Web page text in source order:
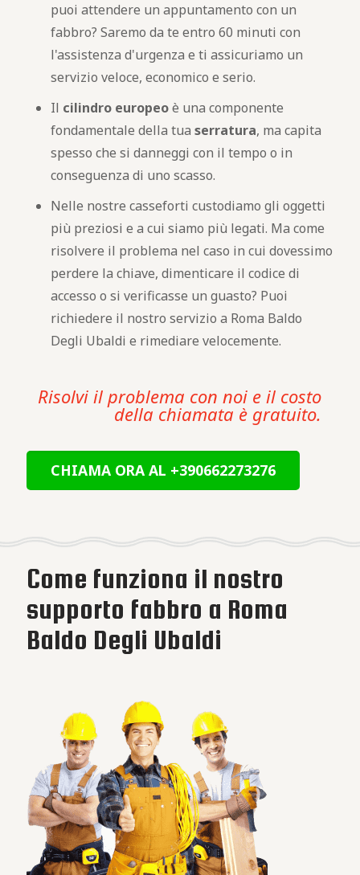
puoi attendere un appuntamento con un
fabbro? Saremo da te entro 60 minuti con
l'assistenza d'urgenza e ti assicuriamo un
servizio veloce, economico e serio.
Il cilindro europeoè una componente
fondamentale della tua serratura, ma capita
spesso che si danneggi con il tempo o in
conseguenza di uno scasso.
Nelle nostre casseforti custodiamo gli oggetti
più preziosi e a cui siamo più legati. Ma come
risolvere il problema nel caso in cui dovessimo
perdere la chiave, dimenticare il codice di
accesso o si verificasse un guasto? Puoi
richiedere il nostro servizio a Roma Baldo
Degli Ubaldi e rimediare velocemente.
Risolvi il problema con noi e il costo
della chiamata è gratuito.
CHIAMA ORA AL +390662273276
Come funziona il nostro
supporto fabbro a Roma
Baldo Degli Ubaldi